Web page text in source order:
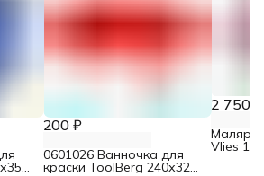
200 ₽
0601026 Ванночка для
краски ToolBerg 240х320
2 750 ₽
Vlies